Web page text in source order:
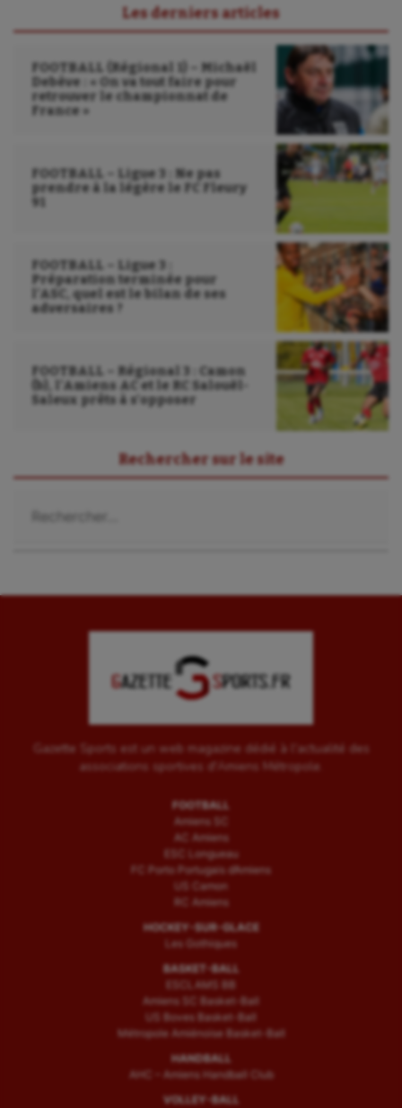
Les derniers articles
FOOTBALL (Régional 1) – Michaël
Debève : « On va tout faire pour
retrouver le championnat de
France »
FOOTBALL – Ligue 3 : Ne pas
prendre à la légère le FC Fleury
91
FOOTBALL – Ligue 3 :
Préparation terminée pour
l’ASC, quel est le bilan de ses
adversaires ?
FOOTBALL – Régional 3 : Camon
(b), l’Amiens AC et le RC Salouël-
Saleux prêts à s’opposer
Rechercher sur le site
Gazette Sports est un web magazine dédié à l'actualité des
associations sportives d'Amiens Métropole.
FOOTBALL
Amiens SC
AC Amiens
ESC Longueau
FC Porto Portugais d’Amiens
US Camon
RC Amiens
HOCKEY-SUR-GLACE
Les Gothiques
BASKET-BALL
ESCLAMS BB
Amiens SC Basket-Ball
US Boves Basket-Ball
Métropole Amiénoise Basket-Ball
HANDBALL
AHC – Amiens Handball Club
VOLLEY-BALL